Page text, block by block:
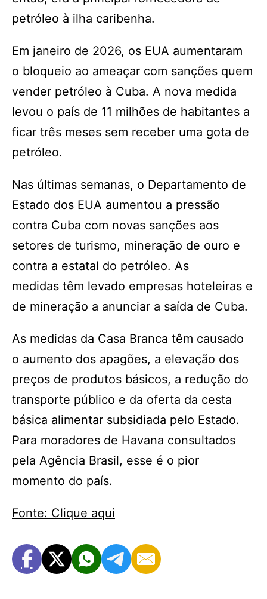
petróleo à ilha caribenha.
Em janeiro de 2026, os EUA aumentaram
o bloqueio ao ameaçar com sanções quem
vender petróleo à Cuba. A nova medida
levou o país de 11 milhões de habitantes a
ficar três meses sem receber uma gota de
petróleo.
Nas últimas semanas, o Departamento de
Estado dos EUA aumentou a pressão
contra Cuba com novas sanções aos
setores de turismo, mineração de ouro e
contra a estatal do petróleo. As
medidas têm levado empresas hoteleiras e
de mineração a anunciar a saída de Cuba.
As medidas da Casa Branca têm causado
o aumento dos apagões, a elevação dos
preços de produtos básicos, a redução do
transporte público e da oferta da cesta
básica alimentar subsidiada pelo Estado.
Para moradores de Havana consultados
pela Agência Brasil, esse é o pior
momento do país.
Fonte: Clique aqui